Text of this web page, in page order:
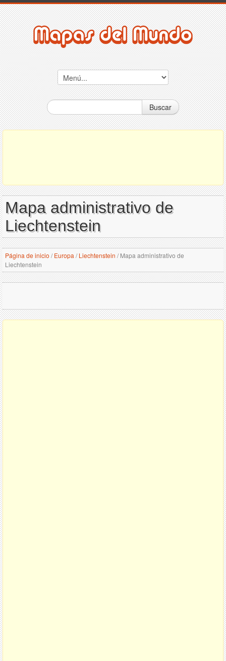
Buscar
Mapa administrativo de
Liechtenstein
Página de inicio / Europa / Liechtenstein /Mapa administrativo de
Liechtenstein